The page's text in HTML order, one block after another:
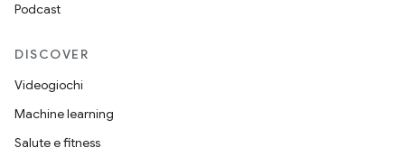
Podcast
DISCOVER
Videogiochi
Machine learning
Salute e fitness